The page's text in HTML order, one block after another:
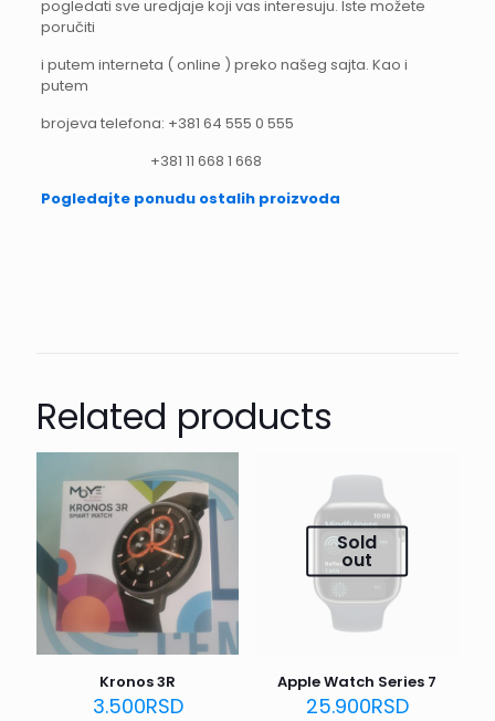
pogledati sve uredjaje koji vas interesuju. Iste možete
poručiti
i putem interneta ( online ) preko našeg sajta. Kao i
putem
brojeva telefona: +381 64 555 0 555
+381 11 668 1 668
Pogledajte ponudu ostalih proizvoda
Related products
Kronos 3R
3.500RSD
Sold
out
Apple Watch Series 7
25.900RSD